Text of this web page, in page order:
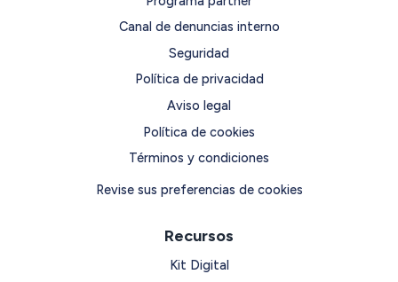
Canal de denuncias interno
Seguridad
Política de privacidad
Aviso legal
Política de cookies
Términos y condiciones
Revise sus preferencias de cookies
Recursos
Kit Digital